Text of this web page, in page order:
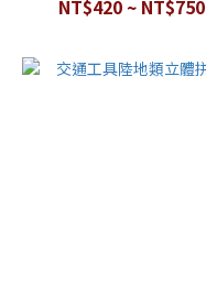
NT$420 ~ NT$750